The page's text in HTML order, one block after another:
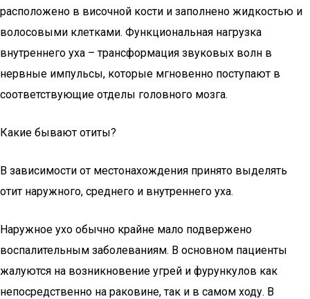
расположено в височной кости и заполнено жидкостью и
волосовыми клетками. Функциональная нагрузка
внутреннего уха – трансформация звуковых волн в
нервные импульсы, которые мгновенно поступают в
соответствующие отделы головного мозга.
Какие бывают отиты?
В зависимости от местонахождения принято выделять
отит наружного, среднего и внутреннего уха.
Наружное ухо обычно крайне мало подвержено
воспалительным заболеваниям. В основном пациенты
жалуются на возникновение угрей и фурункулов как
непосредственно на раковине, так и в самом ходу. В